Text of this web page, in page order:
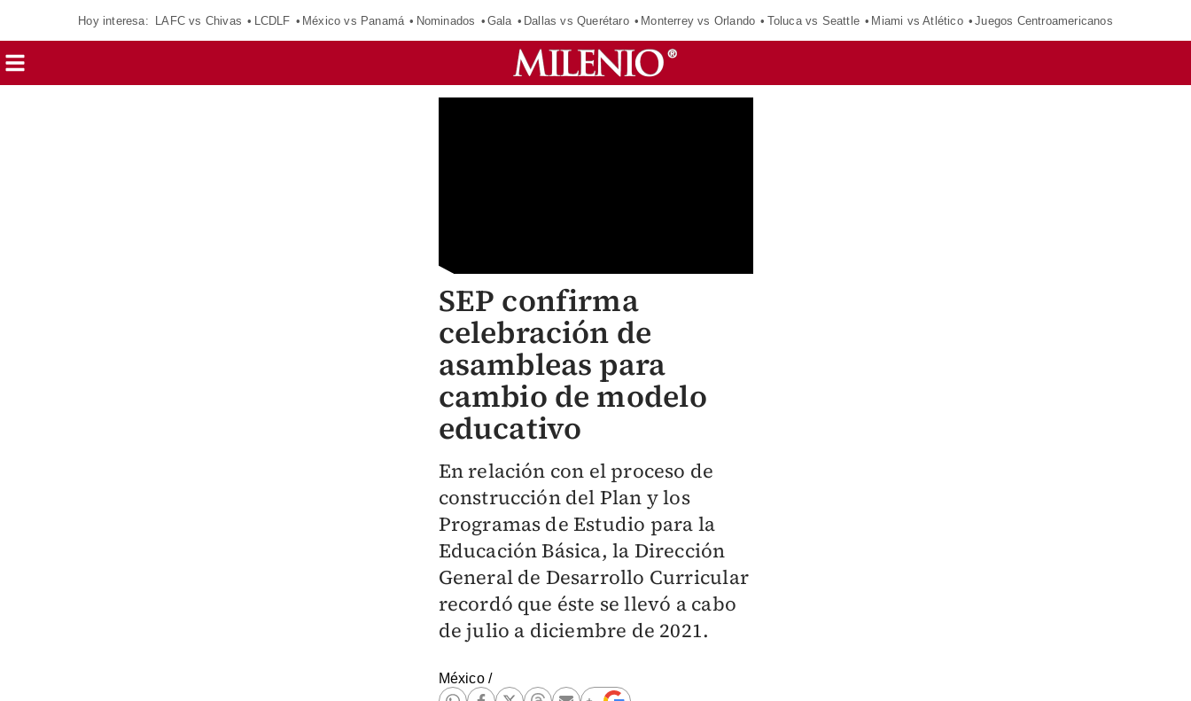
Hoy interesa: LAFC vs Chivas LCDLF México vs Panamá Nominados Gala Dallas vs Querétaro Monterrey vs Orlando Toluca vs Seattle Miami vs Atlético Juegos Centroamericanos
SEP confirma
celebración de
asambleas para
cambio de modelo
educativo
En relación con el proceso de
construcción del Plan y los
Programas de Estudio para la
Educación Básica, la Dirección
General de Desarrollo Curricular
recordó que éste se llevó a cabo
de julio a diciembre de 2021.
México/